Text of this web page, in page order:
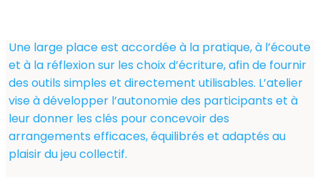
Une large place est accordée à la pratique, à l’écoute
et à la réflexion sur les choix d’écriture, afin de fournir
des outils simples et directement utilisables. L’atelier
vise à développer l’autonomie des participants et à
leur donner les clés pour concevoir des
arrangements efficaces, équilibrés et adaptés au
plaisir du jeu collectif.